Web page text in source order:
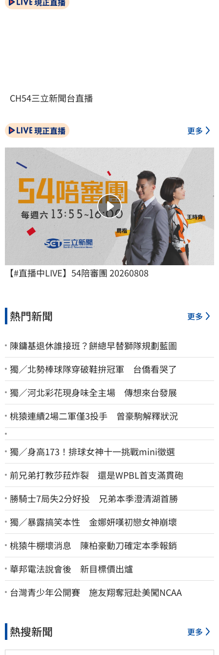
CH54三立新聞台直播
現正直播 更多
【#直播中LIVE】54陪審團 20260808
熱門新聞 更多
陳鏞基退休誰接班？餅總早替獅隊規劃藍圖
獨／北勢棒球隊穿破鞋拚冠軍 台僑看哭了
獨／河北彩花現身味全主場 傳想來台發展
桃猿連續2場二軍僅3投手 曾豪駒解釋狀況
獨／身高173！排球女神十一挑戰mini徵選
前兄弟打教莎菈炸裂 還是WPBL首支滿貫砲
勝騎士7局失2分好投 兄弟本季澄清湖首勝
獨／暴露搞笑本性 金娜妍嘆初戀女神崩壞
桃猿牛棚壞消息 陳柏豪動刀確定本季報銷
華邦電法說會後 新目標價出爐
台灣青少年公開賽 施友翔奪冠赴美闖NCAA
熱搜新聞 更多